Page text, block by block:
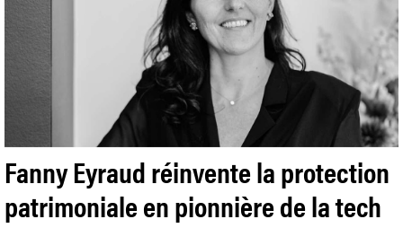
Fanny Eyraud réinvente la protection
patrimoniale en pionnière de la tech